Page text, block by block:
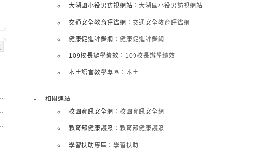
大湖國小役男訪視網站 ：大湖國小役男訪視網站
交通安全教育評鑑網 ：交通安全教育評鑑網
健康促進評鑑網 ：健康促進評鑑網
109校長辦學績效 ：109校長辦學績效
本土語言教學專區 ：本土
相關連結
校園資訊安全網 ：校園資訊安全網
教育部健康護照 ：教育部健康護照
學習扶助專區 ：學習扶助